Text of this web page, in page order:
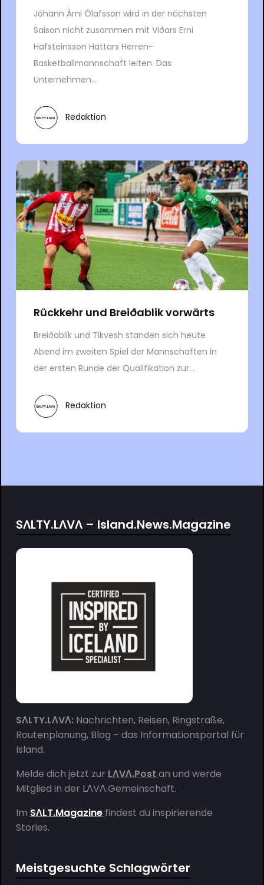
Jóhann Árni Ólafsson wird in der nächsten
Saison nicht zusammen mit Viðars Erni
Hafsteinsson Hattars Herren-
Basketballmannschaft leiten. Das
Unternehmen...
Redaktion
Rückkehr und Breiðablik vorwärts
Breiðablik und Tikvesh standen sich heute
Abend im zweiten Spiel der Mannschaften in
der ersten Runde der Qualifikation zur...
Redaktion
SΛLTY.LΛVΛ – Island.News.Magazine
SΛLTY.LΛVΛ:Nachrichten, Reisen, Ringstraße,
Routenplanung, Blog – das Informationsportal für
Island.
Melde dich jetzt zur LΛVΛ.Post an und werde
Mitglied in der LΛVΛ.Gemeinschaft.
Im SΛLT.Magazine findest du inspirierende
Stories.
Meistgesuchte Schlagwörter